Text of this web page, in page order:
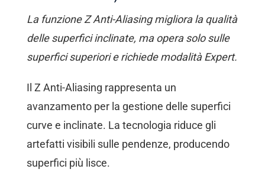
La funzione Z Anti-Aliasing migliora la qualità
delle superfici inclinate, ma opera solo sulle
superfici superiori e richiede modalità Expert.
Il Z Anti-Aliasing rappresenta un
avanzamento per la gestione delle superfici
curve e inclinate. La tecnologia riduce gli
artefatti visibili sulle pendenze, producendo
superfici più lisce.